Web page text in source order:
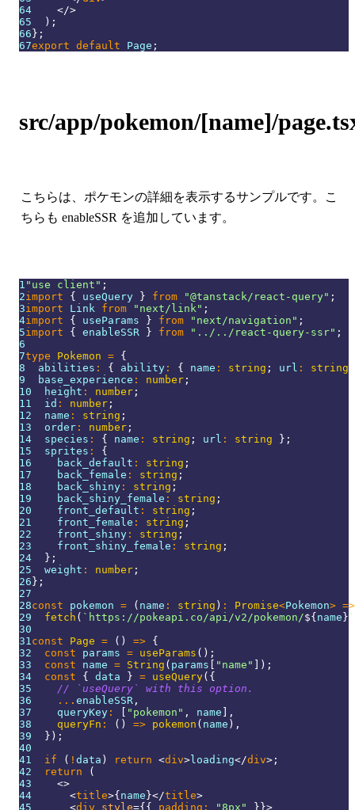
64
</>
65
) ;
66} ;
67export default Page ;
src/app/pokemon/[name]/
こちらは、ポケモンの詳細を表示するサンプルです。こ
ちらも enableSSR を追加しています。
1 "use client" ;
2import { useQuery } from "@tanstack/react-query" ;
3import Link from "next/link" ;
4import { useParams } from "next/navigation" ;
5import { enableSSR } from "../../react-query-ssr" ;
6
7type Pokemon = {
8
  abilities
: { ability : { name : string ; url :
string
9
  base_experience
: number ;
10
  height
: number ;
11
  id
: number ;
12
  name
: string ;
13
  order
: number ;
14
  species
: { name : string ; url : string } ;
15
  sprites
:
{
16
    back_default
: string ;
17
    back_female
: string ;
18
    back_shiny
: string ;
19
    back_shiny_female
: string ;
20
    front_default
: string ;
21
    front_female
: string ;
22
    front_shiny
: string ;
23
    front_shiny_female
: string ;
24
} ;
25
  weight
: number ;
26} ;
27
28const pokemon = ( name : string ) : Promise<Pokemon> =>
29
fetch ( ` https://pokeapi.co/api/v2/pokemon/${name} `
30
31 const Page = ( ) => {
32
const params = useParams ( ) ;
33
const name = String ( params [ "name" ] ) ;
34
const { data } = useQuery( {
35
// `useQuery` with this option.
36
... enableSSR ,
37
    queryKey
: [ "pokemon" , name ] ,
38
queryFn : ( ) => pokemon ( name ) ,
39
} ) ;
40
41
if ( ! data ) return <div>loading</div> ;
42
return
(
43
<>
44
<title>{name}</title>
45
<div style={{ padding : "8px" }}>